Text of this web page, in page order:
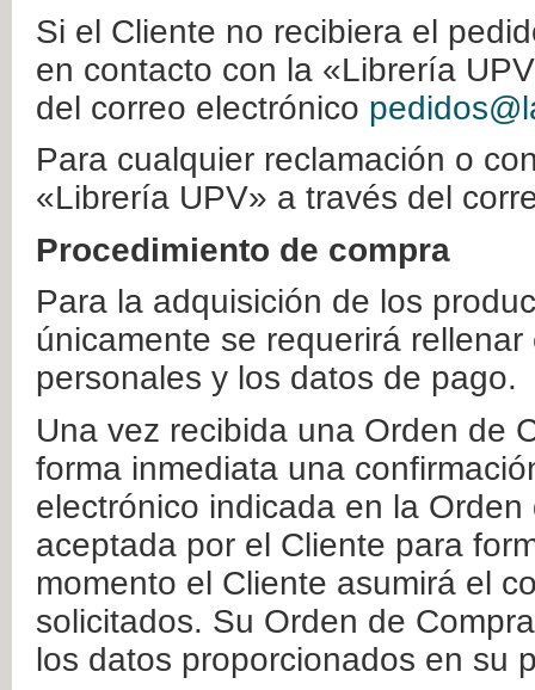
Si el Cliente no recibiera el
en contacto con la «Librería
del correo electrónico
Para cualquier reclamación o
«Librería UPV» a través del
Procedimiento de compra
Para la adquisición de los
únicamente se requerirá
personales y los datos de pago.
Una vez recibida una Orden de
forma inmediata una
electrónico indicada en la
aceptada por el Cliente para
momento el Cliente asumirá el
solicitados. Su Orden de
los datos proporcionados en su